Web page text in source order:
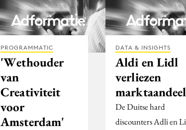
PROGRAMMATIC
'Wethouder
van
Creativiteit
voor
Amsterdam'
DATA & INSIGHTS
Aldi en Lidl
verliezen
marktaandeel
De Duitse hard
discounters Adli en